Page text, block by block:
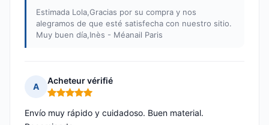
Estimada Lola,Gracias por su compra y nos
alegramos de que esté satisfecha con nuestro sitio.
Muy buen día,Inès - Méanail Paris
A
Acheteur vérifié
Nota: 5 de 5
Envío muy rápido y cuidadoso. Buen material.